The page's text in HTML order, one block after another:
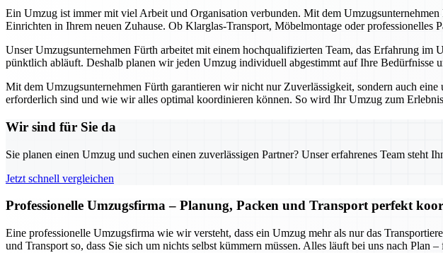
Ein Umzug ist immer mit viel Arbeit und Organisation verbunden. Mit dem
Einrichten in Ihrem neuen Zuhause. Ob Klarglas-Transport, Möbelmontage oder
Unser Umzugsunternehmen Fürth arbeitet mit einem hochqualifizierten Team, das Erfahrung
pünktlich abläuft. Deshalb planen wir jeden Umzug individuell abgestimmt auf Ihre Bedürfnisse
Mit dem Umzugsunternehmen Fürth garantieren wir nicht nur Zuverlässigkeit, sondern auch
erforderlich sind und wie wir alles optimal koordinieren können. So wird Ihr Umzug zum
Wir sind für Sie da
Sie planen einen Umzug und suchen einen zuverlässigen Partner? Unser erfahrenes Team
Jetzt schnell vergleichen
Professionelle Umzugsfirma – Planung, Packen und Transport perfekt
Eine professionelle Umzugsfirma wie wir versteht, dass ein Umzug mehr als nur das
und Transport so, dass Sie sich um nichts selbst kümmern müssen. Alles läuft bei uns nach Plan